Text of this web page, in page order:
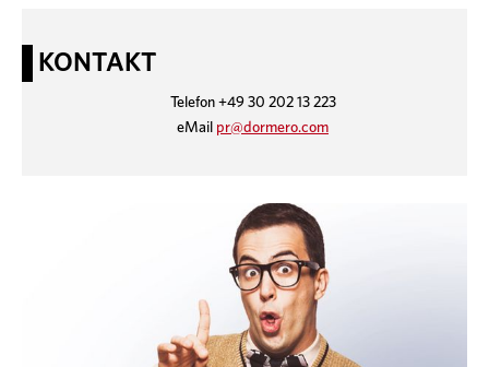
KONTAKT
Telefon +49 30 202 13 223
eMail pr@dormero.com